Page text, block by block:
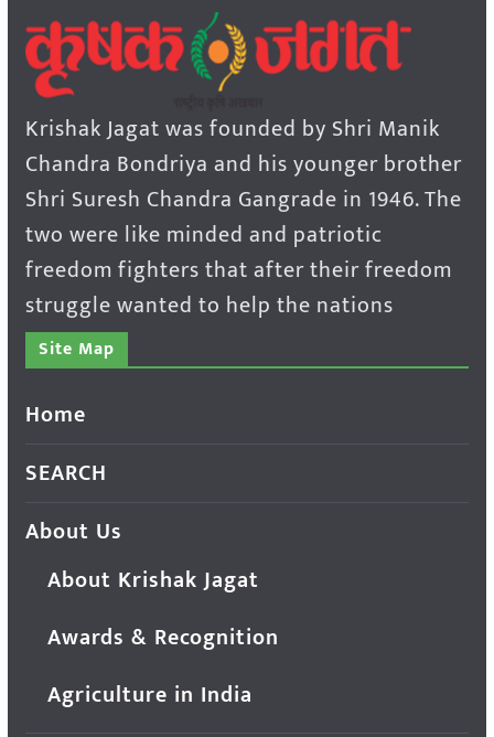
Krishak Jagat was founded by Shri Manik
Chandra Bondriya and his younger brother
Shri Suresh Chandra Gangrade in 1946. The
two were like minded and patriotic
freedom fighters that after their freedom
struggle wanted to help the nations
Site Map
Home
SEARCH
About Us
About Krishak Jagat
Awards & Recognition
Agriculture in India